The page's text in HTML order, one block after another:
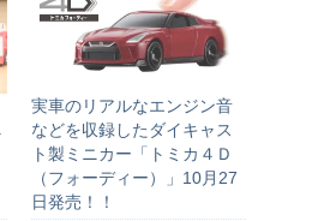
実車のリアルなエンジン音
などを収録したダイキャス
ト製ミニカー「トミカ４Ｄ
（フォーディー）」10月27
日発売！！